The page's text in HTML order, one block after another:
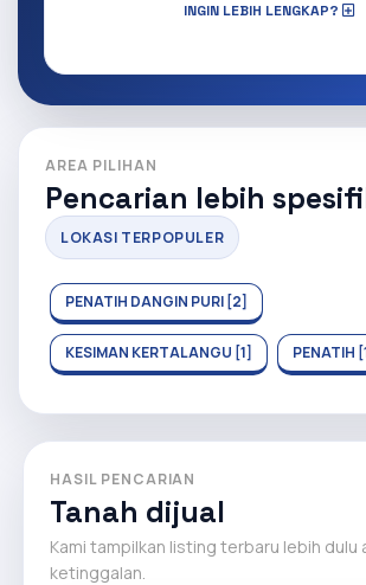
INGIN LEBIH LENGKAP?
AREA PILIHAN
Pencarian lebih
LOKASI TERPOPULER
PENATIH DANGIN PURI [2]
KESIMAN KERTALANGU [1] PENATIH
HASIL PENCARIAN
Tanah dijual
Kami tampilkan listing terbaru lebih dulu
ketinggalan.